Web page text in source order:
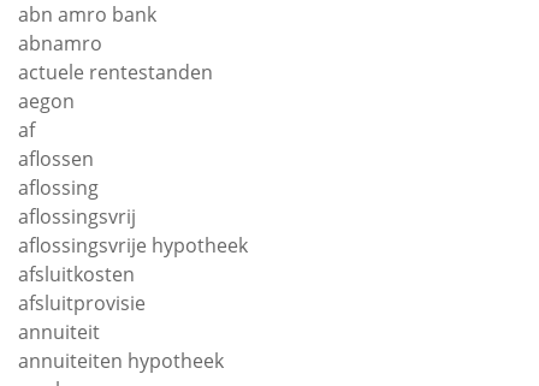
abn amro bank
abnamro
actuele rentestanden
aegon
af
aflossen
aflossing
aflossingsvrij
aflossingsvrije hypotheek
afsluitkosten
afsluitprovisie
annuiteit
annuiteiten hypotheek